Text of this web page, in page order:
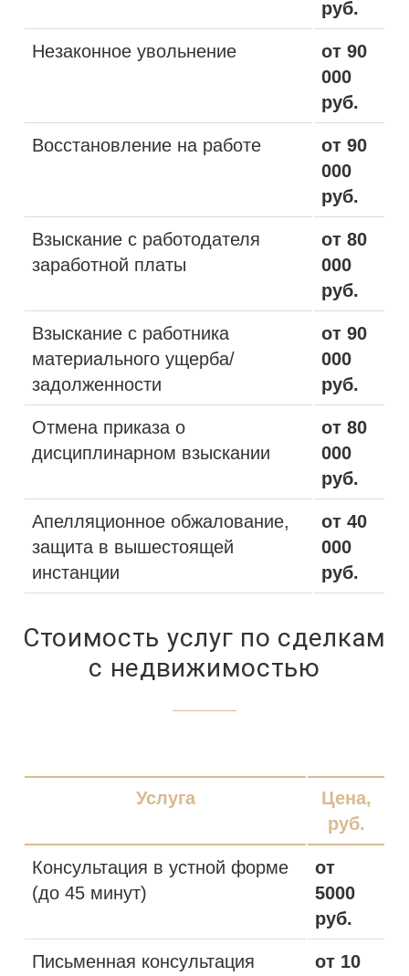
руб.
Незаконное увольнение
от 90
000
руб.
Восстановление на работе
от 90
000
руб.
Взыскание с работодателя
заработной платы
от 80
000
руб.
Взыскание с работника
материального ущерба/
задолженности
от 90
000
руб.
Отмена приказа о
дисциплинарном взыскании
от 80
000
руб.
Апелляционное обжалование,
защита в вышестоящей
инстанции
от 40
000
руб.
Стоимость услуг по сделкам
с недвижимостью
Услуга
Цена,
руб.
Консультация в устной форме
(до 45 минут)
от
5000
руб.
Письменная консультация
от 10